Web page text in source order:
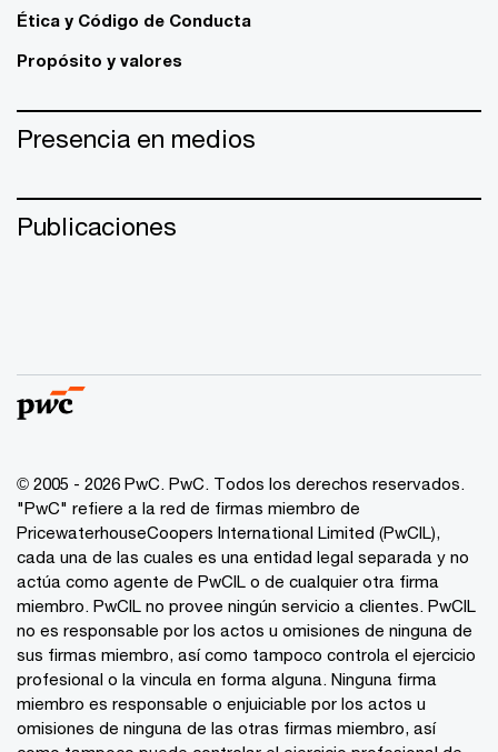
Ética y Código de Conducta
Propósito y valores
Presencia en medios
Publicaciones
© 2005 - 2026 PwC. PwC. Todos los derechos reservados.
"PwC" refiere a la red de firmas miembro de
PricewaterhouseCoopers International Limited (PwCIL),
cada una de las cuales es una entidad legal separada y no
actúa como agente de PwCIL o de cualquier otra firma
miembro. PwCIL no provee ningún servicio a clientes. PwCIL
no es responsable por los actos u omisiones de ninguna de
sus firmas miembro, así como tampoco controla el ejercicio
profesional o la vincula en forma alguna. Ninguna firma
miembro es responsable o enjuiciable por los actos u
omisiones de ninguna de las otras firmas miembro, así